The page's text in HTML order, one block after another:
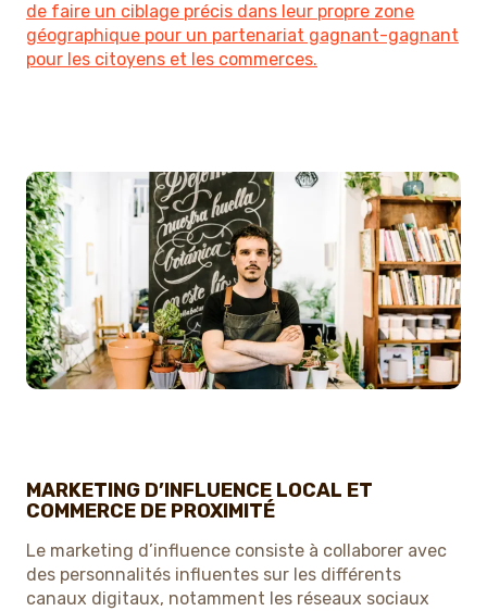
de faire un ciblage précis dans leur propre zone
géographique pour un partenariat gagnant-gagnant
pour les citoyens et les commerces.
MARKETING D’INFLUENCE LOCAL ET
COMMERCE DE PROXIMITÉ
Le marketing d’influence consiste à collaborer avec
des personnalités influentes sur les différents
canaux digitaux, notamment les réseaux sociaux